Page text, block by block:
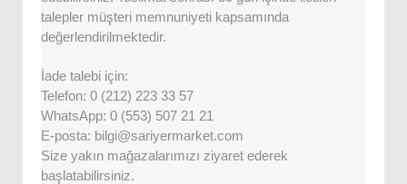
talepler müşteri memnuniyeti kapsamında
değerlendirilmektedir.
İade talebi için:
Telefon: 0 (212) 223 33 57
WhatsApp: 0 (553) 507 21 21
E-posta: bilgi@sariyermarket.com
Size yakın mağazalarımızı ziyaret ederek
başlatabilirsiniz.